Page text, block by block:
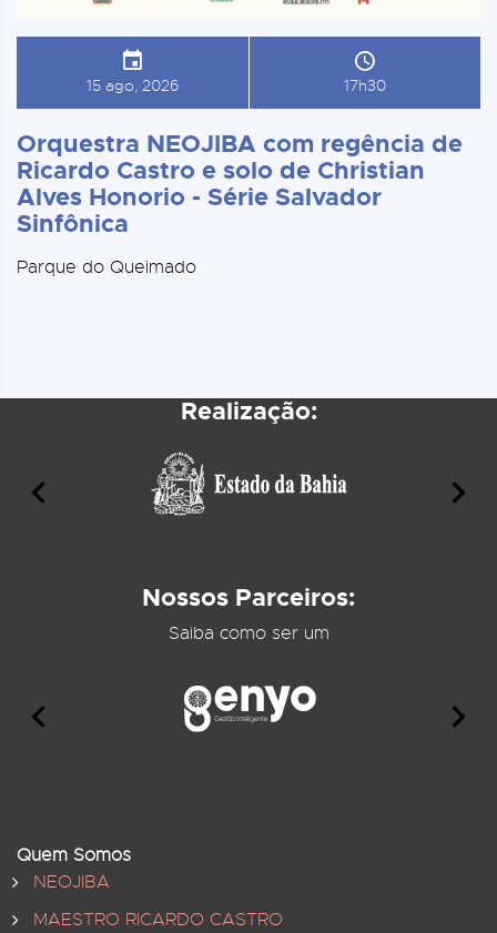
15 ago, 2026 17h30
Orquestra NEOJIBA com regência de
Ricardo Castro e solo de Christian
Alves Honorio - Série Salvador
Sinfônica
Parque do Queimado
Realização:
Nossos Parceiros:
Saiba como ser um
Quem Somos
NEOJIBA
MAESTRO RICARDO CASTRO